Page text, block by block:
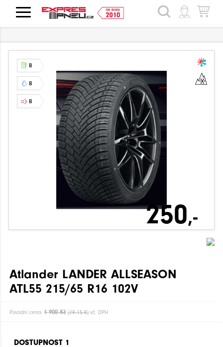
HLEDAT
B
B
B
250,-
Atlander LANDER ALLSEASON
ATL55 215/65 R16 102V
Původní cena: 1 900 Kč (79.15 €) vč. DPH
DOSTUPNOST 1